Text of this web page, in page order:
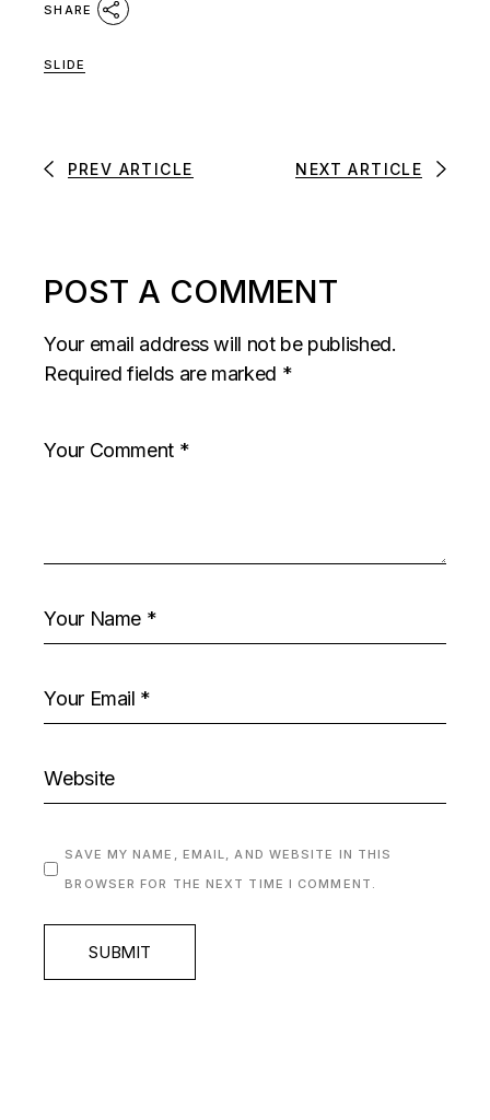
SHARE
SLIDE
PREV ARTICLE NEXT ARTICLE
POST A COMMENT
Your email address will not be published.
Required fields are marked *
SAVE MY NAME, EMAIL, AND WEBSITE IN THIS
BROWSER FOR THE NEXT TIME I COMMENT.
SUBMIT